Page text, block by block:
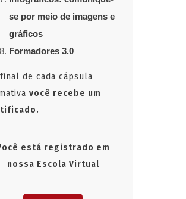
se por meio de imagens e
gráficos
Formadores 3.0
de cada cápsula
você recebe um
está registrado em
nossa Escola Virtual